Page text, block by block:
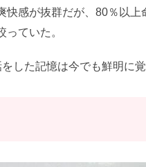
感が抜群だが、80％以
ていた。
した記憶は今でも鮮明に覚